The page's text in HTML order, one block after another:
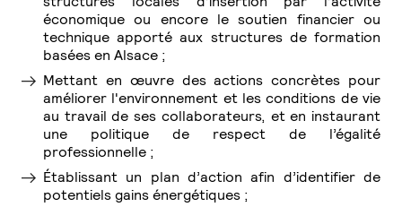
économique ou encore le soutien financier ou
technique apporté aux structures de formation
basées en Alsace ;
Mettant en œuvre des actions concrètes pour
améliorer l'environnement et les conditions de vie
au travail de ses collaborateurs, et en instaurant
une politique de respect de l’égalité
professionnelle ;
Établissant un plan d’action afin d’identifier de
potentiels gains énergétiques ;